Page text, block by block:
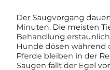
Der Saugvorgang
Minuten. Die meisten
Behandlung erstaunlich
Hunde dösen während
Pferde bleiben in der
Saugen fällt der Egel